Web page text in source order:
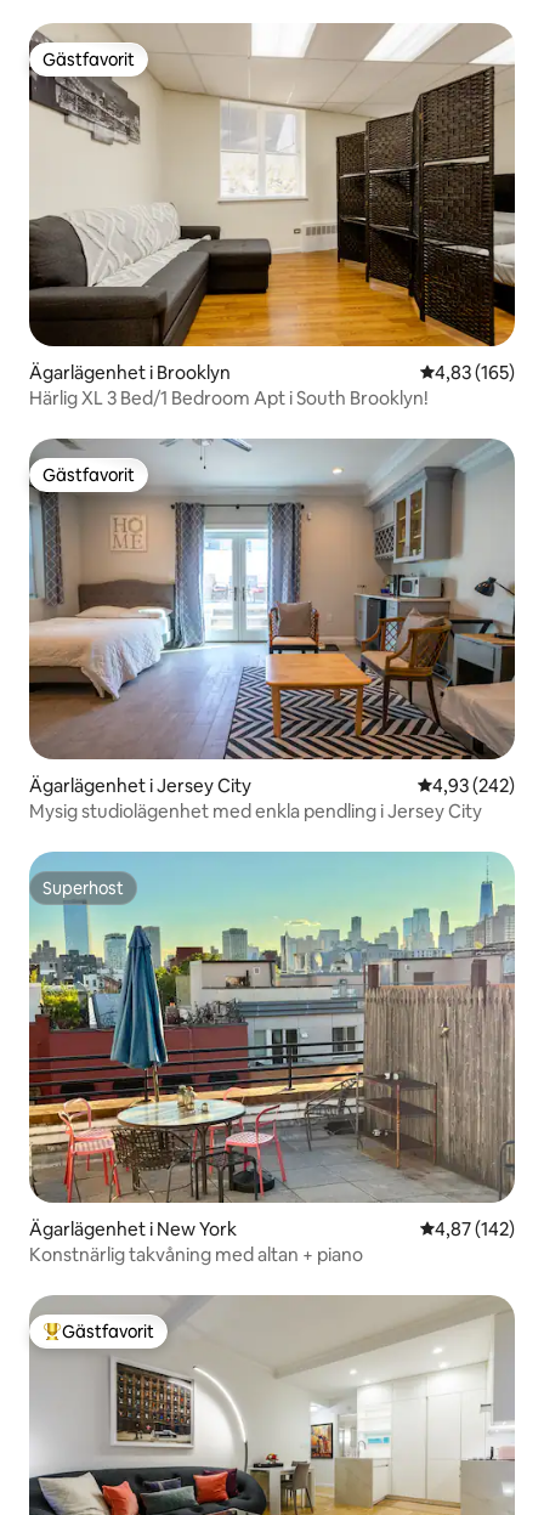
Gästfavorit
Gästfavorit
Ägarlägenhet i Brooklyn 4,83 av 5 i
4,83 (165)
Härlig XL 3 Bed/1 Bedroom Apt i South Brooklyn!
Gästfavorit
Gästfavorit
Ägarlägenhet i Jersey City 4,93 av 5 i
4,93 (242)
Mysig studiolägenhet med enkla pendling i Jersey City
Superhost
Superhost
Ägarlägenhet i New York 4,87 av 5 i
4,87 (142)
Konstnärlig takvåning med altan + piano
Populär gästfavorit
Gästfavorit